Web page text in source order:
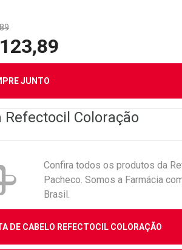
JUNTO
Refectocil Coloração
Confira todos os produtos da
Pacheco. Somos a Farmácia
Brasil.
DE CABELO REFECTOCIL COLORAÇÃO